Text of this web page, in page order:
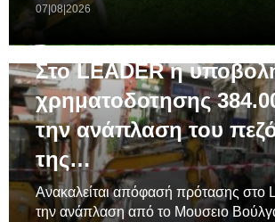
07|08|2026
Στο LEADER η
χρηματοδοτησης
την ανάπλαση του
της…
Ανακαλείται απόφασή πρότασης στο
την ανάπλαση από το Μουσειο